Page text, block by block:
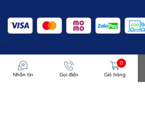
Nhắn tin Gọi điện
0
Giỏ hàng